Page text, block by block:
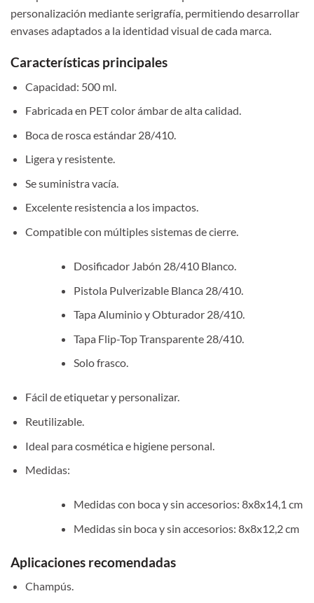
personalización mediante serigrafía, permitiendo desarrollar
envases adaptados a la identidad visual de cada marca.
Características principales
Capacidad: 500 ml.
Fabricada en PET color ámbar de alta calidad.
Boca de rosca estándar 28/410.
Ligera y resistente.
Se suministra vacía.
Excelente resistencia a los impactos.
Compatible con múltiples sistemas de cierre.
Dosificador Jabón 28/410 Blanco.
Pistola Pulverizable Blanca 28/410.
Tapa Aluminio y Obturador 28/410.
Tapa Flip-Top Transparente 28/410.
Solo frasco.
Fácil de etiquetar y personalizar.
Reutilizable.
Ideal para cosmética e higiene personal.
Medidas:
Medidas con boca y sin accesorios: 8x8x14,1 cm
Medidas sin boca y sin accesorios: 8x8x12,2 cm
Aplicaciones recomendadas
Champús.